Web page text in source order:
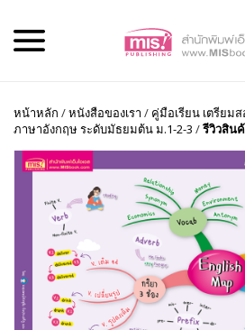
หน้าหลัก /หนังสือของเรา / คู่มือเรียน เตรียม
ภาษาอังกฤษ ระดับมัธยมต้น ม.1-2-3 /รีวิวสิน